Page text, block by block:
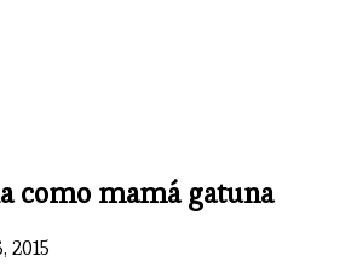
como mamá gatuna
2015